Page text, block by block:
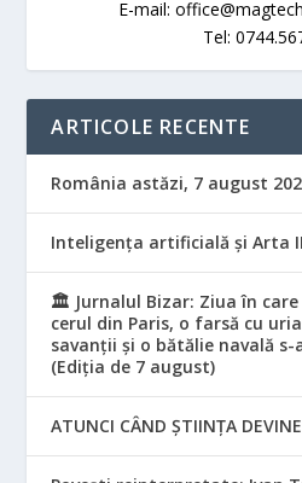
E-mail:
Tel:
ARTICOLE RECENTE
România astăzi, 7 august
Inteligența artificială și Arta II
🏛️ Jurnalul Bizar: Ziua în
cerul din Paris, o farsă cu
savanții și o bătălie navală
(Ediția de 7 august)
ATUNCI CÂND ȘTIINȚA